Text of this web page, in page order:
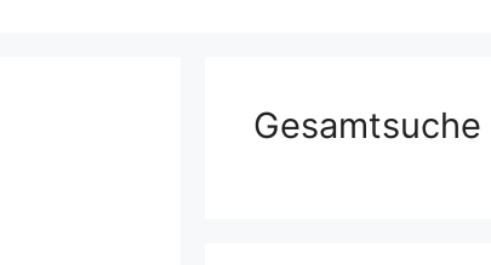
Gesamtsuche